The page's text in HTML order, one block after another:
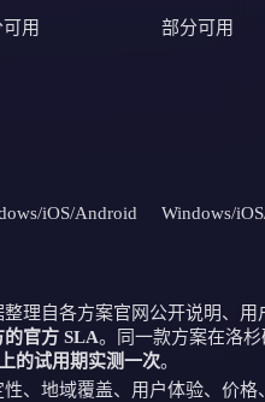
用 部分可用
iOS/Android Windows/
理自各方案官网公开说明、
官方 SLA。同一款方案在洛
的试用期实测一次。
、地域覆盖、用户体验、价